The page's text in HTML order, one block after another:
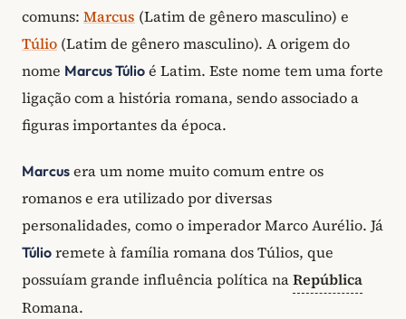
comuns: Marcus (Latim de gênero masculino) e
Túlio (Latim de gênero masculino). A origem do
nome Marcus Túlio é Latim. Este nome tem uma forte
ligação com a história romana, sendo associado a
figuras importantes da época.
Marcus era um nome muito comum entre os
romanos e era utilizado por diversas
personalidades, como o imperador Marco Aurélio. Já
Túlio remete à família romana dos Túlios, que
possuíam grande influência política naRepública
Romana.